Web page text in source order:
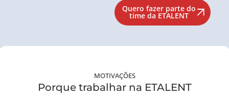
Quero fazer parte do
time da ETALENT
MOTIVAÇÕES
Porque trabalhar na ETALENT​